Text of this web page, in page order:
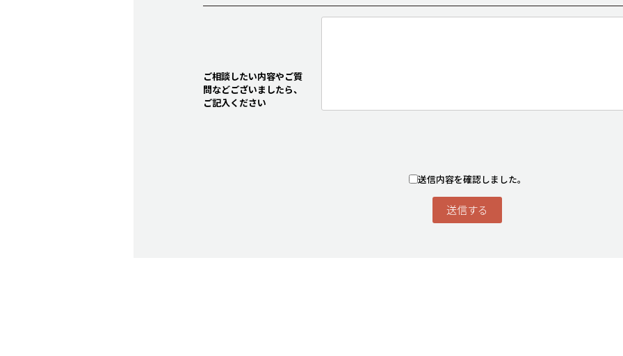
ご相談したい内容やご質
問などございましたら、
ご記入ください
送信内容を確認しました。